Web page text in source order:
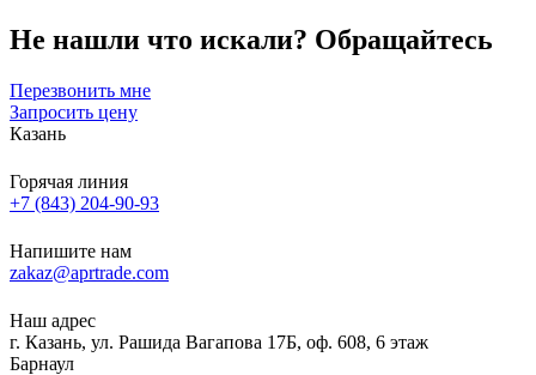
Не нашли что искали? Обращайтесь
Перезвонить мне
Запросить цену
Казань
Горячая линия
+7 (843) 204-90-93
Напишите нам
zakaz@aprtrade.com
Наш адрес
г. Казань, ул. Рашида Вагапова 17Б, оф. 608, 6 этаж
Барнаул